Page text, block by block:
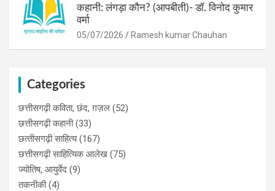
कहानी: लंगड़ा कौन? (आपबीती)​- डॉ. विनोद कुमार
वर्मा
05/07/2026 Ramesh kumar Chauhan
Categories
छत्तीसगढ़ी कविता, छंद, ग़ज़ल (52)
छत्तीसगढ़ी कहानी(33)
छत्‍तीसगढ़ी साहित्‍य(167)
छत्तीसगढ़ी साहित्यिक आलेख (75)
ज्योतिष, आयुर्वेद (9)
तकनीकी(4)